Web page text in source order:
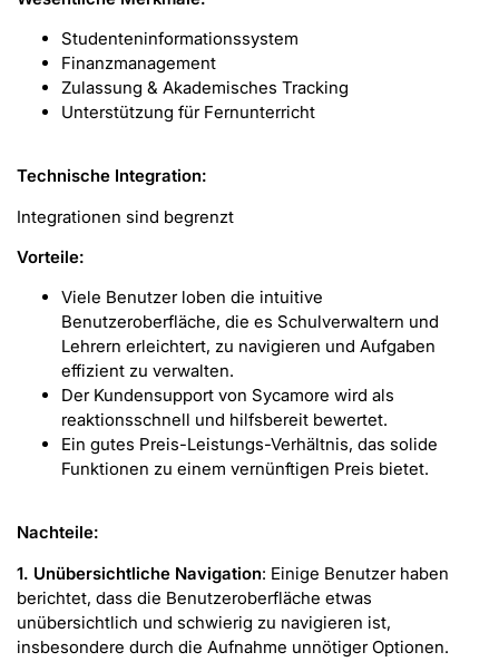
Studenteninformationssystem
Finanzmanagement
Zulassung & Akademisches Tracking
Unterstützung für Fernunterricht
Technische Integration:
Integrationen sind begrenzt
Vorteile:
Viele Benutzer loben die intuitive
Benutzeroberfläche, die es Schulverwaltern und
Lehrern erleichtert, zu navigieren und Aufgaben
effizient zu verwalten.
Der Kundensupport von Sycamore wird als
reaktionsschnell und hilfsbereit bewertet.
Ein gutes Preis-Leistungs-Verhältnis, das solide
Funktionen zu einem vernünftigen Preis bietet.
Nachteile:
1. Unübersichtliche Navigation: Einige Benutzer haben
berichtet, dass die Benutzeroberfläche etwas
unübersichtlich und schwierig zu navigieren ist,
insbesondere durch die Aufnahme unnötiger Optionen.